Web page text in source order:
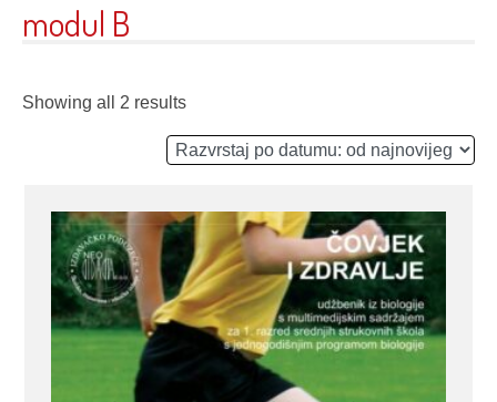
modul B
Showing all 2 results